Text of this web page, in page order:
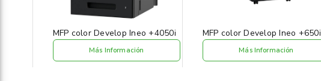
MFP color Develop Ineo +4050i
Más Información
MFP color Develop Ineo +650i
Más Información